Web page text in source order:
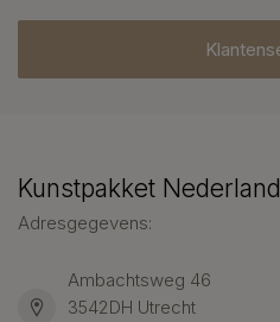
Kunstpakket Nederland
Adresgegevens:
Ambachtsweg 46
3542DH Utrecht